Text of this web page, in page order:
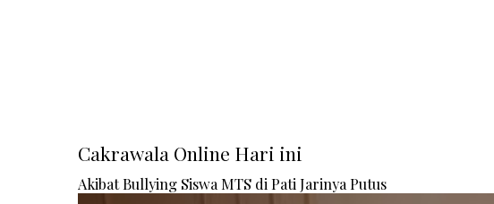
Cakrawala Online Hari ini
Akibat Bullying Siswa MTS di Pati Jarinya Putus